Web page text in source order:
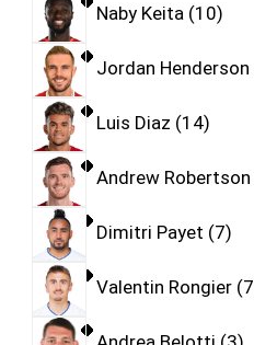
Naby Keita 10
Jordan Henderson
Luis Diaz 14
Andrew Robertson
Dimitri Payet 7
Valentin Rongier 7